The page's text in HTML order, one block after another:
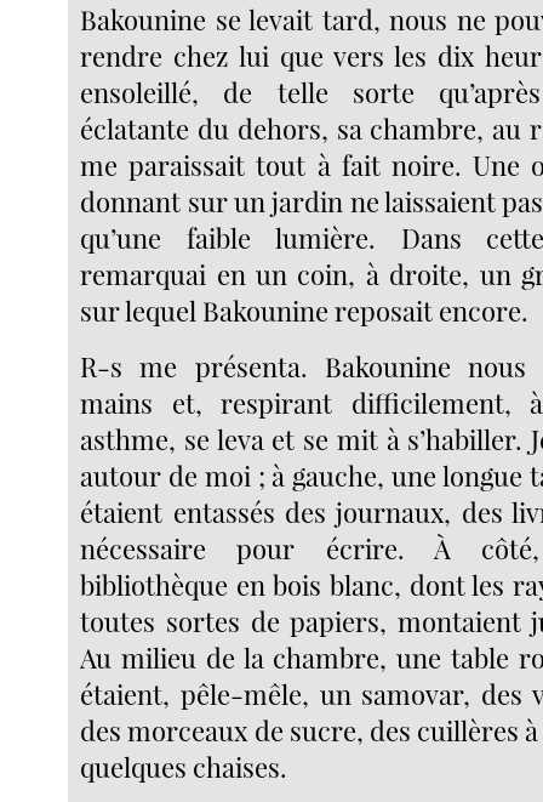
Bakounine se levait tard, nous ne
rendre chez lui que vers les dix
ensoleillé, de telle sorte
éclatante du dehors, sa chambre, au
me paraissait tout à fait noire. Une
donnant sur un jardin ne laissaient
qu’une faible lumière. Dans
remarquai en un coin, à droite, un
sur lequel Bakounine reposait encore.
R-s me présenta. Bakounine
mains et, respirant difficilement,
asthme, se leva et se mit à s’habiller.
autour de moi ; à gauche, une longue
étaient entassés des journaux, des
nécessaire pour écrire. À
bibliothèque en bois blanc, dont les
toutes sortes de papiers, montaient
Au milieu de la chambre, une table
étaient, pêle-mêle, un samovar, des
des morceaux de sucre, des cuillères
quelques chaises.